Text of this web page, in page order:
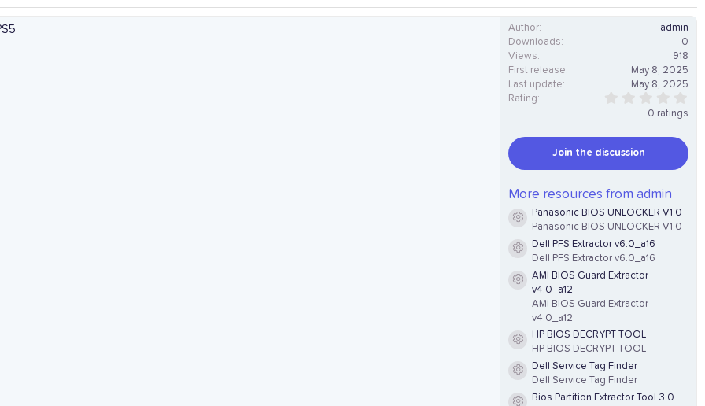
Author
admin
Downloads
0
Views
918
First release
May 8, 2025
Last update
May 8, 2025
Rating
t
0 ratings
Join the discussion
More resources from admin
Resource icon
Panasonic BIOS UNLOCKER V1.0
Panasonic BIOS UNLOCKER V1.0
Resource icon
Dell PFS Extractor v6.0_a16
Dell PFS Extractor v6.0_a16
Resource icon
AMI BIOS Guard Extractor
v4.0_a12
AMI BIOS Guard Extractor
v4.0_a12
Resource icon
HP BIOS DECRYPT TOOL
HP BIOS DECRYPT TOOL
Resource icon
Dell Service Tag Finder
Dell Service Tag Finder
Bios Partition Extractor Tool 3.0